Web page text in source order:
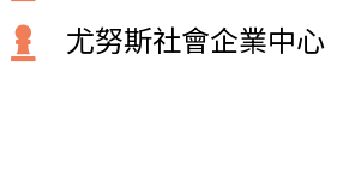
尤努斯社會企業中心